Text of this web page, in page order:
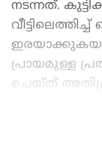
നടന്നത്.
പ്രായമുള്ള
ചെയ്ത്